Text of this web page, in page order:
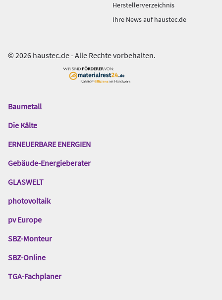
Herstellerverzeichnis
Ihre News auf haustec.de
© 2026 haustec.de - Alle Rechte vorbehalten.
Das
Gentner
Baumetall
Die Kälte
ERNEUERBARE ENERGIEN
Gebäude-Energieberater
GLASWELT
photovoltaik
pv Europe
SBZ-Monteur
SBZ-Online
TGA-Fachplaner